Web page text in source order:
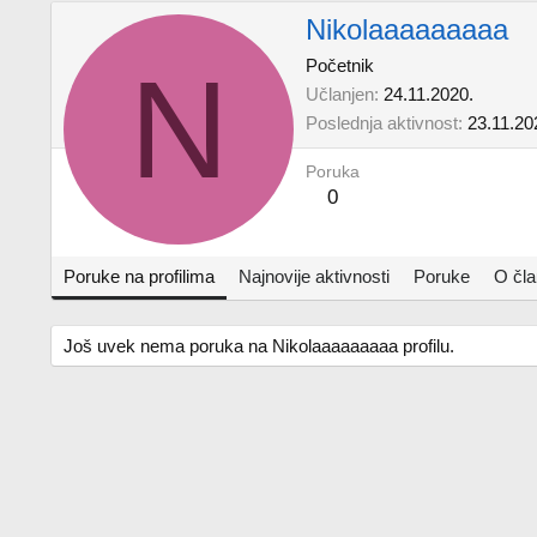
N
Nikolaaaaaaaaa
Početnik
Učlanjen 24.11.2020.
Poslednja aktivnost
Poruka
0
Poruke na profilima Najnovije aktivnosti Poruke O
Još uvek nema poruka na Nikolaaaaaaaaa profilu.